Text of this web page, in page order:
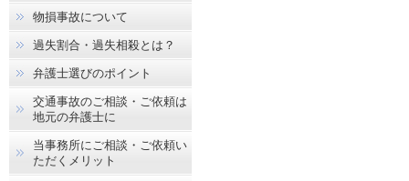
物損事故について
過失割合・過失相殺とは？
弁護士選びのポイント
交通事故のご相談・ご依頼は
地元の弁護士に
当事務所にご相談・ご依頼い
ただくメリット